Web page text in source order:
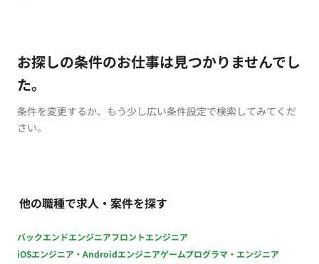
お探しの条件のお仕事は見つかりませんでし
た。
条件を変更するか、もう少し広い条件設定で検索してみてくだ
さい。
他の職種で求人・案件を探す
バックエンドエンジニアフロントエンジニア
iOSエンジニア・Androidエンジニアゲームプログラマ・エンジニア